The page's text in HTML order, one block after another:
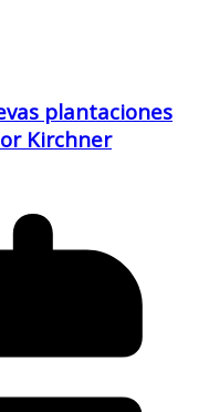
plantaciones
Kirchner